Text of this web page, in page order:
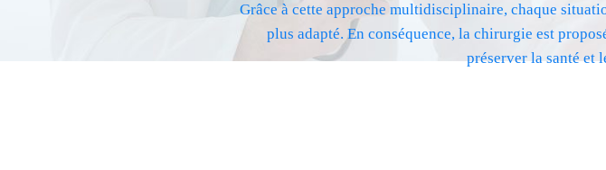
Grâce à cette approche multidisciplinaire, chaque
plus adapté. En conséquence, la chirurgie est
préserver la santé et